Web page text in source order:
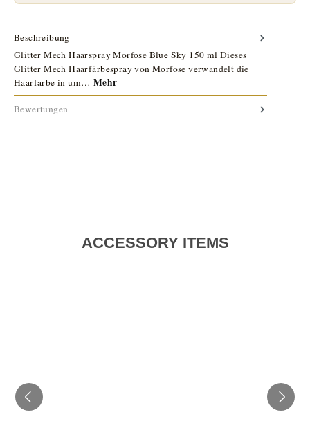
Beschreibung
Glitter Mech Haarspray Morfose Blue Sky 150 ml Dieses
Glitter Mech Haarfärbespray von Morfose verwandelt die
Haarfarbe in um… Mehr
Bewertungen
ACCESSORY ITEMS